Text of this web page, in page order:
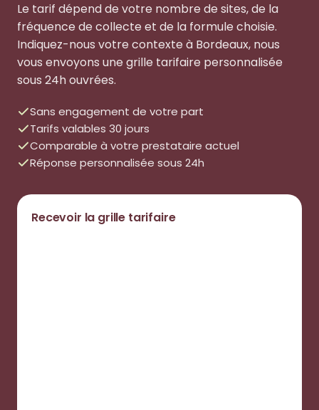
Le tarif dépend de votre nombre de sites, de la
fréquence de collecte et de la formule choisie.
Indiquez-nous votre contexte à Bordeaux, nous
vous envoyons une grille tarifaire personnalisée
sous 24h ouvrées.
Sans engagement de votre part
Tarifs valables 30 jours
Comparable à votre prestataire actuel
Réponse personnalisée sous 24h
Recevoir la grille tarifaire